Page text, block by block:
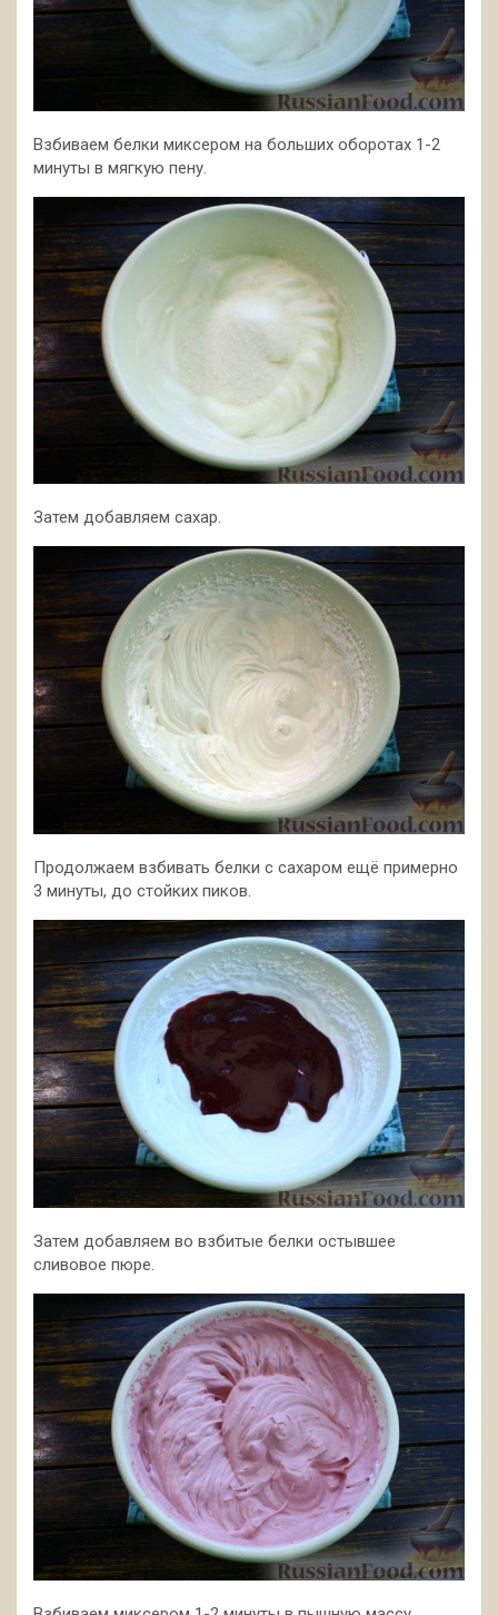
Взбиваем белки миксером на больших оборотах 1-2
минуты в мягкую пену.
Затем добавляем сахар.
Продолжаем взбивать белки с сахаром ещё примерно
3 минуты, до стойких пиков.
Затем добавляем во взбитые белки остывшее
сливовое пюре.